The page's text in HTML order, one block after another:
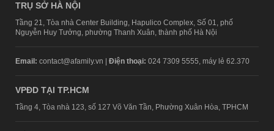
TRỤ SỞ HÀ NỘI
Tầng 21, Tòa nhà Center Building, Hapulico Complex, Số 01, phố
Nguyễn Huy Tưởng, phường Thanh Xuân, thành phố Hà Nội
Email: contact@afamily.vn | Điện thoại: 024 7309 5555, máy lẻ 62.370
VPĐD TẠI TP.HCM
Tầng 4, Tòa nhà 123, số 127 Võ Văn Tần, Phường Xuân Hòa, TPHCM